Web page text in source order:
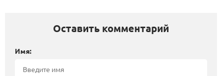
Оставить комментарий
Имя: